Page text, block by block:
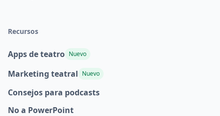
Recursos
Apps de teatro Nuevo
Marketing teatral Nuevo
Consejos para podcasts
No a PowerPoint